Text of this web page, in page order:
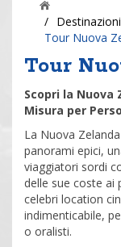
/
Tour Nuova
Tour
Scopri la Nuova
Misura per
La Nuova
panorami epici,
viaggiatori sordi
delle sue coste ai
celebri location
indimenticabile,
o oralisti.